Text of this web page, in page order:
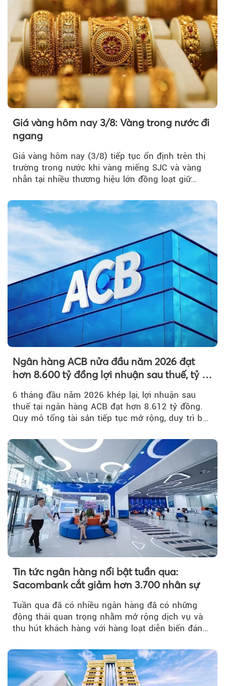
Giá vàng hôm nay 3/8: Vàng trong nước đi
ngang
Giá vàng hôm nay (3/8) tiếp tục ổn định trên thị
trường trong nước khi vàng miếng SJC và vàng
nhẫn tại nhiều thương hiệu lớn đồng loạt giữ
Ngân hàng ACB nửa đầu năm 2026 đạt
hơn 8.600 tỷ đồng lợi nhuận sau thuế, tỷ lệ
6 tháng đầu năm 2026 khép lại, lợi nhuận sau
thuế tại ngân hàng ACB đạt hơn 8.612 tỷ đồng.
Quy mô tổng tài sản tiếp tục mở rộng, duy trì bộ
Tin tức ngân hàng nổi bật tuần qua:
Sacombank cắt giảm hơn 3.700 nhân sự
Tuần qua đã có nhiều ngân hàng đã có những
động thái quan trọng nhằm mở rộng dịch vụ và
thu hút khách hàng với hàng loạt diễn biến đáng